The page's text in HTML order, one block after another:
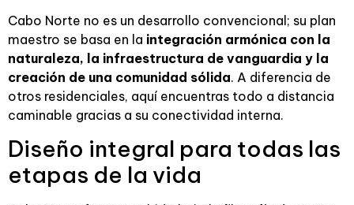
Cabo Norte no es un desarrollo convencional; su plan
maestro se basa en la integración armónica con la
naturaleza, la infraestructura de vanguardia y la
creación de una comunidad sólida. A diferencia de
otros residenciales, aquí encuentras todo a distancia
caminable gracias a su conectividad interna.
Diseño integral para todas las
etapas de la vida